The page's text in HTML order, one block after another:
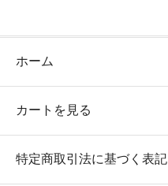
ホーム
カートを見る
特定商取引法に基づく表記